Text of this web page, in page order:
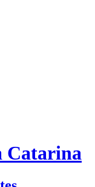
Catarina